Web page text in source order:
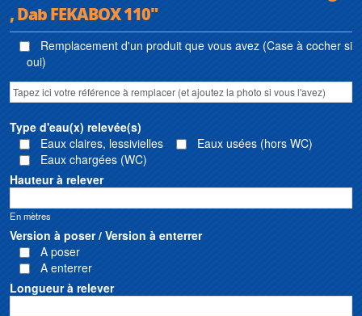
, Dab FEKABOX 110"
Remplacement d'un produit que vous avez (Case à cocher si
oui)
Type d'eau(x) relevée(s)
Eaux claires, lessivielles
Eaux usées (hors WC)
Eaux chargées (WC)
Hauteur à relever
En mètres
Version à poser / Version à enterrer
A poser
A enterrer
Longueur à relever